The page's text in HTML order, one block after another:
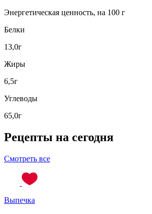
Энергетическая ценность, на 100 г
Белки
13,0г
Жиры
6,5г
Углеводы
65,0г
Рецепты на сегодня
Смотреть все
Выпечка